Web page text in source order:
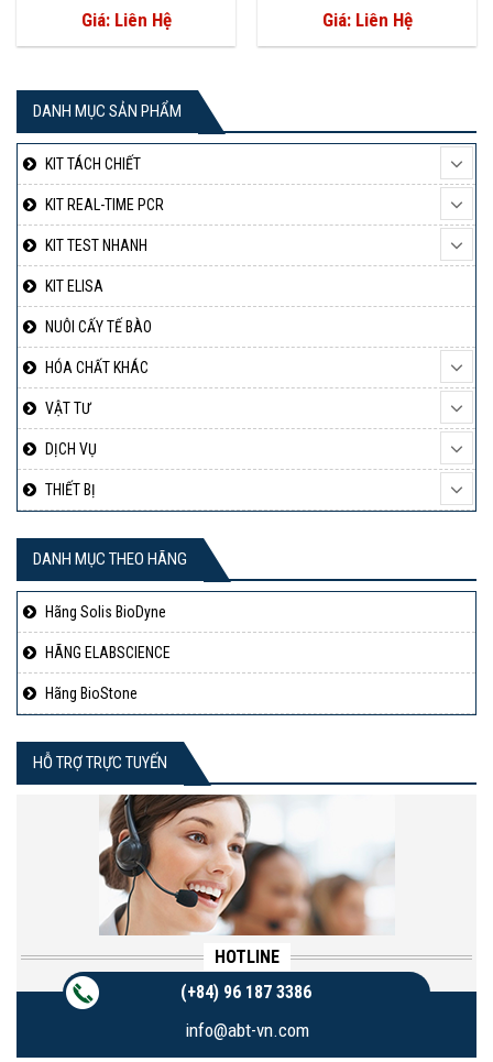
DANH MỤC SẢN PHẨM
KIT TÁCH CHIẾT
KIT REAL-TIME PCR
KIT TEST NHANH
KIT ELISA
NUÔI CẤY TẾ BÀO
HÓA CHẤT KHÁC
VẬT TƯ
DỊCH VỤ
THIẾT BỊ
DANH MỤC THEO HÃNG
Hãng Solis BioDyne
HÃNG ELABSCIENCE
Hãng BioStone
HỖ TRỢ TRỰC TUYẾN
HOTLINE
(+84) 96 187 3386
info@abt-vn.com
Giá: Liên Hệ Giá: Liên Hệ